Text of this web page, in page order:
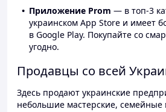
Приложение Prom — в топ-3
украинском App Store и имеет
в Google Play. Покупайте со
угодно.
Продавцы со всей
Здесь продают украинские
небольшие мастерские, семейные